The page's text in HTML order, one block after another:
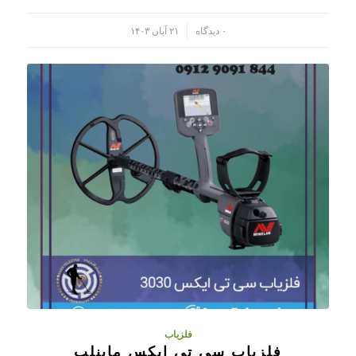
۰ دیدگاه ۲۱ آبان ۱۴۰۳
فلزیاب
فلزیاب سی تی ایکس ماینلب